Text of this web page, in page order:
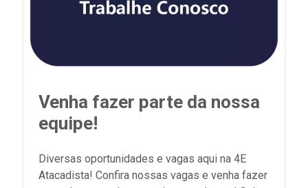
Venha fazer parte da nossa
equipe!
Diversas oportunidades e vagas aqui na 4E
Atacadista! Confira nossas vagas e venha fazer